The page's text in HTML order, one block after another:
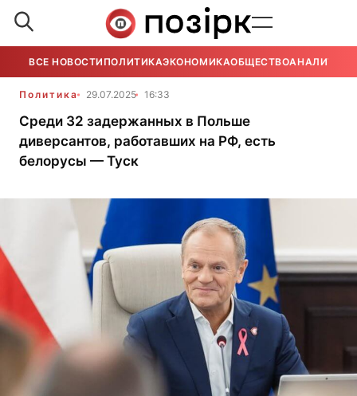
ВСЕ НОВОСТИ ПОЛИТИКАЭКОНОМИКАОБЩЕСТВОАНАЛИТИКА
Политика 29.07.2025 16:33
Среди 32 задержанных в Польше
диверсантов, работавших на РФ, есть
белорусы — Туск